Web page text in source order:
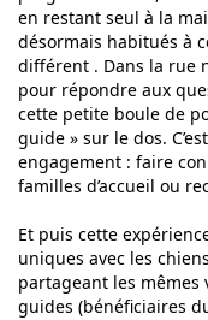
en restant seul à la
désormais habitués à
différent . Dans la rue
pour répondre aux
cette petite boule de
guide » sur le dos.
engagement : faire
familles d’accueil ou
Et puis cette
uniques avec les
partageant les mêmes
guides (bénéficiaires